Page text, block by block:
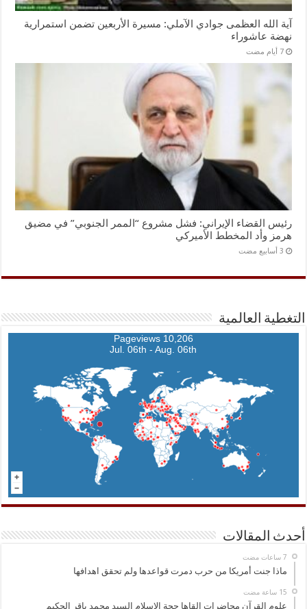
آية الله العظمى جوادي الآملي: مسيرة الأربعين تضمن استمرارية
نهضة عاشوراء
‏7 أيام مضت
رئيس القضاء الإيراني: فشل مشروع “الممر الجنوبي” في مضيق
هرمز وأد المخطط الأميركي
التغطية العالمية
10,206 Pageviews
Jul. 06th - Aug. 06th
أحدث المقالات
ماذا جنت أمريكا من حرب دمرت قواعدها ولم تحقق اهدافها
علوم القرآن محاضرات القاها حجة الاسلام السيد محمد باقر الحكيم